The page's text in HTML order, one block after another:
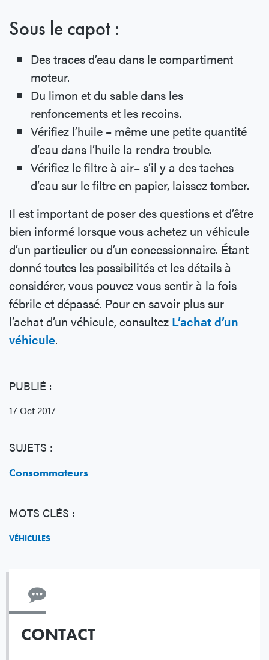
PUBLIÉ :
17 Oct 2017
SUJETS :
Consommateurs
MOTS CLÉS :
VÉHICULES
CONTACT
Sous le capot :
Des traces d’eau dans le compartiment
moteur.
Du limon et du sable dans les
renfoncements et les recoins.
Vérifiez l’huile – même une petite quantité
d’eau dans l’huile la rendra trouble.
Vérifiez le filtre à air– s’il y a des taches
d’eau sur le filtre en papier, laissez tomber.
Il est important de poser des questions et d’être
bien informé lorsque vous achetez un véhicule
d’un particulier ou d’un concessionnaire. Étant
donné toutes les possibilités et les détails à
considérer, vous pouvez vous sentir à la fois
fébrile et dépassé. Pour en savoir plus sur
l’achat d’un véhicule, consultez L’achat d’un
véhicule.